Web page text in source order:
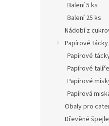
Balení 5 ks
Balení 25 ks
Nádobí z
Papírové
Papírové
Papírové talíře
Papírové
Papírová
Obaly pro
Dřevěné